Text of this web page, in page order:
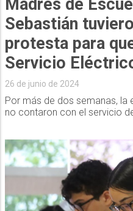
Madres de
Sebastián
protesta para
Servicio
26 de junio de 2024
Por más de dos semanas, la
no contaron con el servicio